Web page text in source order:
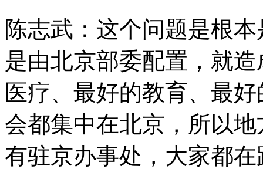
陈志武：这个问题是根
是由北京部委配置，就
医疗、最好的教育、最
会都集中在北京，所以
有驻京办事处，大家都